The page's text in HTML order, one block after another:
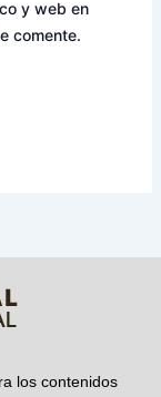
y web en
comente.
los contenidos